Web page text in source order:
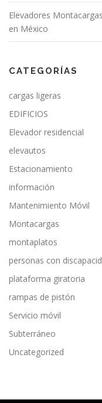
Elevadores
en México
CATEGORÍAS
cargas ligeras
EDIFICIOS
Elevador residencial
elevautos
Estacionamiento
información
Mantenimiento Móvil
Montacargas
montaplatos
personas con
plataforma giratoria
rampas de pistón
Servicio móvil
Subterráneo
Uncategorized